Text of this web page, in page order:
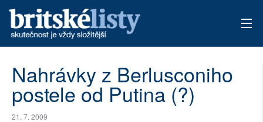
TÉMATA
Nahrávky z Berlusconiho
postele od Putina (?)
21. 7. 2009